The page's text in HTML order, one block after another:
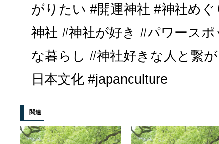
がりたい #開運神社 #神社め
神社 #神社が好き #パワース
な暮らし #神社好きな人と繋
日本文化 #japanculture
関連